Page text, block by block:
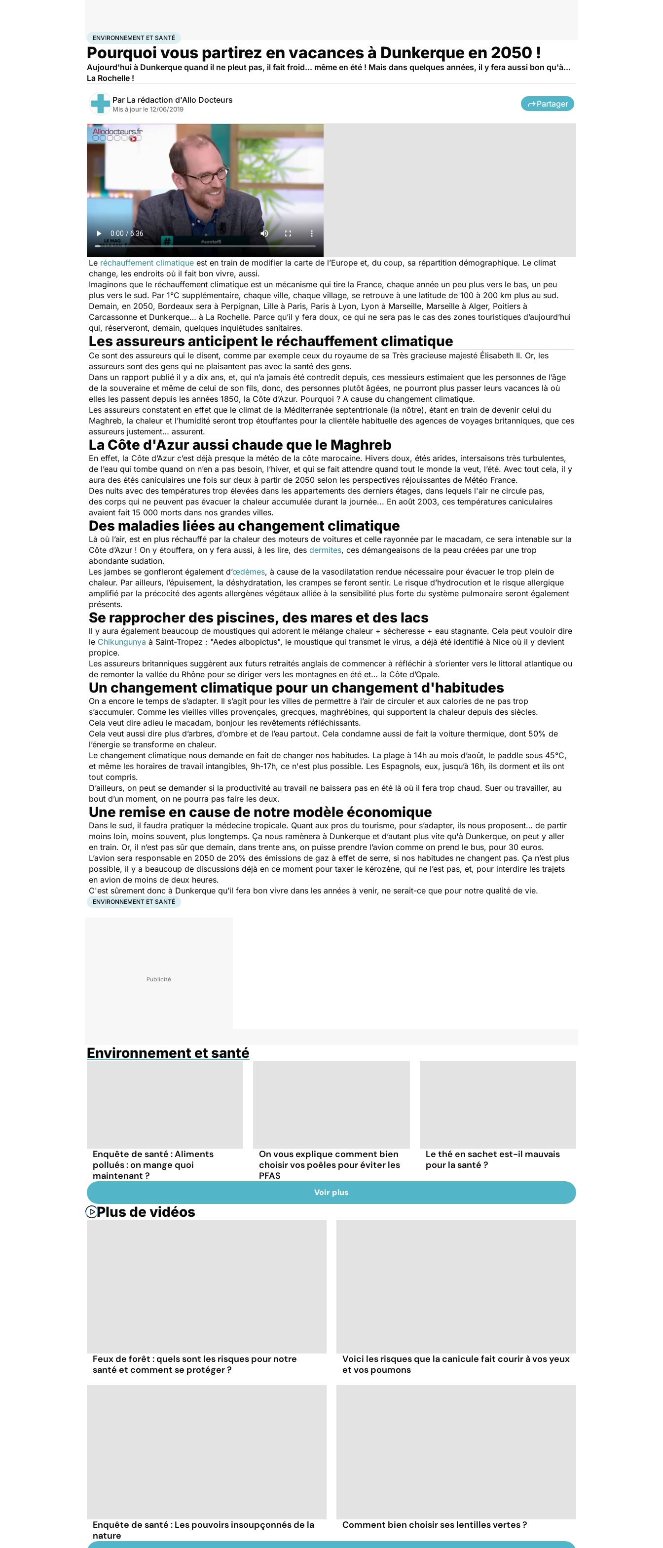
AccueilBien-êtreEnvironnement et santé
ENVIRONNEMENT ET SANTÉ
Pourquoi vous partirez en vacances à Dunkerque en 2050 !
Aujourd'hui à Dunkerque quand il ne pleut pas, il fait froid... même en été ! Mais dans quelques années, il y fera aussi bon qu'à...
La Rochelle !
Par La rédaction d'Allo Docteurs
Mis à jour le 12/06/2019
Partager
Le réchauffement climatique est en train de modifier la carte de l’Europe et, du coup, sa répartition démographique. Le climat
change, les endroits où il fait bon vivre, aussi.
Imaginons que le réchauffement climatique est un mécanisme qui tire la France, chaque année un peu plus vers le bas, un peu
plus vers le sud. Par 1°C supplémentaire, chaque ville, chaque village, se retrouve à une latitude de 100 à 200 km plus au sud.
Demain, en 2050, Bordeaux sera à Perpignan, Lille à Paris, Paris à Lyon, Lyon à Marseille, Marseille à Alger, Poitiers à
Carcassonne et Dunkerque… à La Rochelle. Parce qu’il y fera doux, ce qui ne sera pas le cas des zones touristiques d’aujourd’hui
qui, réserveront, demain, quelques inquiétudes sanitaires.
Les assureurs anticipent le réchauffement climatique
Ce sont des assureurs qui le disent, comme par exemple ceux du royaume de sa Très gracieuse majesté Élisabeth II. Or, les
assureurs sont des gens qui ne plaisantent pas avec la santé des gens.
Dans un rapport publié il y a dix ans, et, qui n’a jamais été contredit depuis, ces messieurs estimaient que les personnes de l’âge
de la souveraine et même de celui de son fils, donc, des personnes plutôt âgées, ne pourront plus passer leurs vacances là où
elles les passent depuis les années 1850, la Côte d’Azur. Pourquoi ? A cause du changement climatique.
Les assureurs constatent en effet que le climat de la Méditerranée septentrionale (la nôtre), étant en train de devenir celui du
Maghreb, la chaleur et l’humidité seront trop étouffantes pour la clientèle habituelle des agences de voyages britanniques, que ces
assureurs justement… assurent.
La Côte d'Azur aussi chaude que le Maghreb
En effet, la Côte d’Azur c’est déjà presque la météo de la côte marocaine. Hivers doux, étés arides, intersaisons très turbulentes,
de l’eau qui tombe quand on n’en a pas besoin, l’hiver, et qui se fait attendre quand tout le monde la veut, l’été. Avec tout cela, il y
aura des étés caniculaires une fois sur deux à partir de 2050 selon les perspectives réjouissantes de Météo France.
Des nuits avec des températures trop élevées dans les appartements des derniers étages, dans lequels l'air ne circule pas,
des corps qui ne peuvent pas évacuer la chaleur accumulée durant la journée... En août 2003, ces températures caniculaires
avaient fait 15 000 morts dans nos grandes villes.
Des maladies liées au changement climatique
Là où l’air, est en plus réchauffé par la chaleur des moteurs de voitures et celle rayonnée par le macadam, ce sera intenable sur la
Côte d’Azur ! On y étouffera, on y fera aussi, à les lire, des dermites, ces démangeaisons de la peau créées par une trop
abondante sudation.
Les jambes se gonfleront également d’œdèmes, à cause de la vasodilatation rendue nécessaire pour évacuer le trop plein de
chaleur. Par ailleurs, l’épuisement, la déshydratation, les crampes se feront sentir. Le risque d’hydrocution et le risque allergique
amplifié par la précocité des agents allergènes végétaux alliée à la sensibilité plus forte du système pulmonaire seront également
présents.
Se rapprocher des piscines, des mares et des lacs
ll y aura également beaucoup de moustiques qui adorent le mélange chaleur + sécheresse + eau stagnante. Cela peut vouloir dire
le Chikungunya à Saint-Tropez : "Aedes albopictus", le moustique qui transmet le virus, a déjà été identifié à Nice où il y devient
propice.
Les assureurs britanniques suggèrent aux futurs retraités anglais de commencer à réfléchir à s’orienter vers le littoral atlantique ou
de remonter la vallée du Rhône pour se diriger vers les montagnes en été et… la Côte d’Opale.
Un changement climatique pour un changement d'habitudes
On a encore le temps de s’adapter. Il s’agit pour les villes de permettre à l’air de circuler et aux calories de ne pas trop
s’accumuler. Comme les vieilles villes provençales, grecques, maghrébines, qui supportent la chaleur depuis des siècles.
Cela veut dire adieu le macadam, bonjour les revêtements réfléchissants.
Cela veut aussi dire plus d’arbres, d’ombre et de l’eau partout. Cela condamne aussi de fait la voiture thermique, dont 50% de
l’énergie se transforme en chaleur.
Le changement climatique nous demande en fait de changer nos habitudes. La plage à 14h au mois d’août, le paddle sous 45°C,
et même les horaires de travail intangibles, 9h-17h, ce n'est plus possible. Les Espagnols, eux, jusqu’à 16h, ils dorment et ils ont
tout compris.
D’ailleurs, on peut se demander si la productivité au travail ne baissera pas en été là où il fera trop chaud. Suer ou travailler, au
bout d’un moment, on ne pourra pas faire les deux.
Une remise en cause de notre modèle économique
Dans le sud, il faudra pratiquer la médecine tropicale. Quant aux pros du tourisme, pour s’adapter, ils nous proposent… de partir
moins loin, moins souvent, plus longtemps. Ça nous ramènera à Dunkerque et d’autant plus vite qu'à Dunkerque, on peut y aller
en train. Or, il n’est pas sûr que demain, dans trente ans, on puisse prendre l’avion comme on prend le bus, pour 30 euros.
L’avion sera responsable en 2050 de 20% des émissions de gaz à effet de serre, si nos habitudes ne changent pas. Ça n’est plus
possible, il y a beaucoup de discussions déjà en ce moment pour taxer le kérozène, qui ne l’est pas, et, pour interdire les trajets
en avion de moins de deux heures.
C'est sûrement donc à Dunkerque qu’il fera bon vivre dans les années à venir, ne serait-ce que pour notre qualité de vie.
ENVIRONNEMENT ET SANTÉ
Environnement et santé
Enquête de santé : Aliments
pollués : on mange quoi
maintenant ?
On vous explique comment bien
choisir vos poêles pour éviter les
PFAS
Le thé en sachet est-il mauvais
pour la santé ?
Voir plus
Plus de vidéos
Feux de forêt : quels sont les risques pour notre
santé et comment se protéger ?
Voici les risques que la canicule fait courir à vos yeux
et vos poumons
Enquête de santé : Les pouvoirs insoupçonnés de la
nature
Comment bien choisir ses lentilles vertes ?